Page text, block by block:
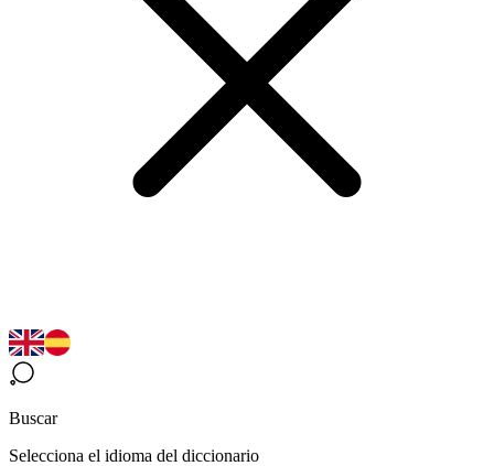
Buscar
Selecciona el idioma del diccionario